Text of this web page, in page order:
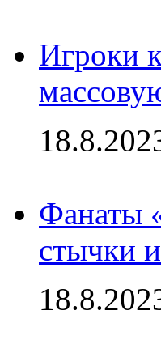
Игроки
Фанаты
стычки